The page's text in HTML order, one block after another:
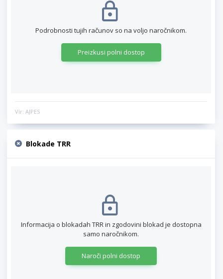
Podrobnosti tujih računov so na voljo naročnikom.
Preizkusi polni dostop
Vir: AJPES
Blokade TRR
Informacija o blokadah TRR in zgodovini blokad je dostopna
samo naročnikom.
Naroči polni dostop